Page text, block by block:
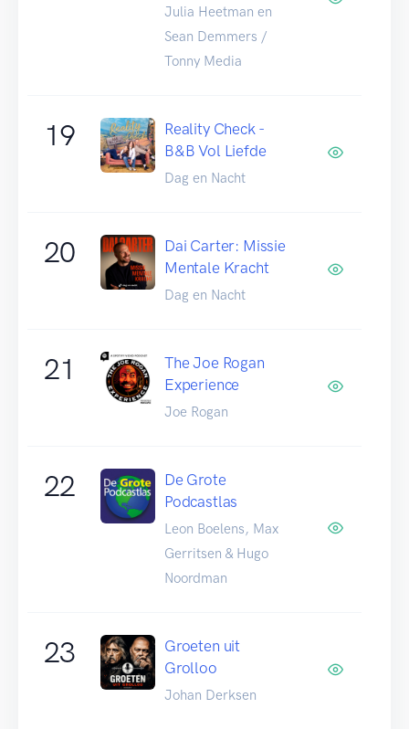
Julia Heetman en
Sean Demmers /
Tonny Media
19
Reality Check -
B&B Vol Liefde
Dag en Nacht
20
Dai Carter: Missie
Mentale Kracht
Dag en Nacht
21
The Joe Rogan
Experience
Joe Rogan
22
De Grote
Podcastlas
Leon Boelens, Max
Gerritsen & Hugo
Noordman
23
Groeten uit
Grolloo
Johan Derksen